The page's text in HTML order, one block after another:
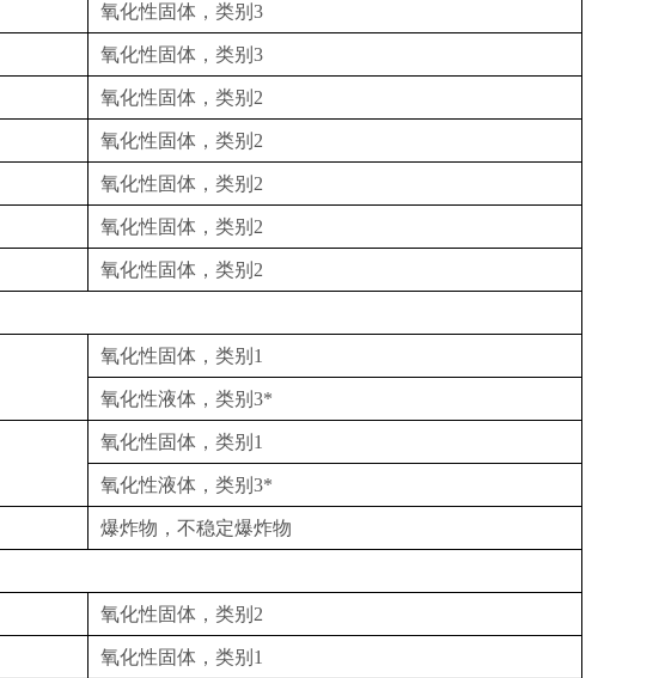
氧化性固体，类别 3
氧化性固体，类别 3
氧化性固体，类别 2
氧化性固体，类别 2
氧化性固体，类别 2
氧化性固体，类别 2
氧化性固体，类别 2
氧化性固体，类别 1
氧化性液体，类别 3*
氧化性固体，类别 1
氧化性液体，类别 3*
爆炸物，不稳定爆炸物
氧化性固体，类别 2
氧化性固体，类别 1